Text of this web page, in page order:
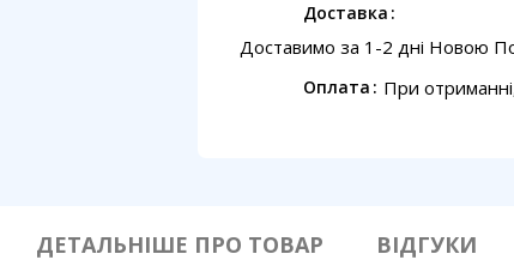
Доставка
Доставимо за 1-2 дні Новою
Оплата При
ДЕТАЛЬНІШЕ ПРО ТОВАР ВІДГУКИ